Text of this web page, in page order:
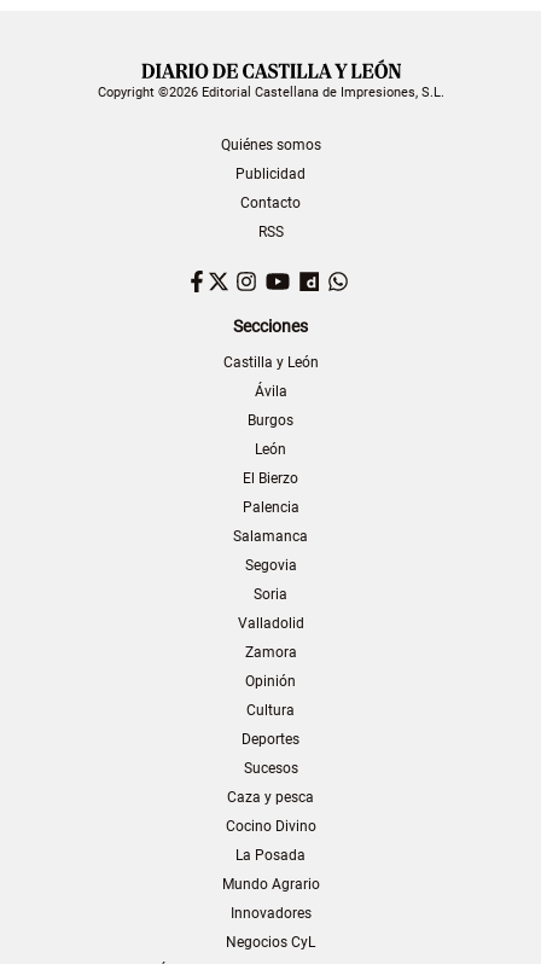
Copyright ©2026 Editorial Castellana de Impresiones, S.L.
Quiénes somos
Publicidad
Contacto
RSS
Facebook
TwitterInstagram
YouTubeDailymotion
Secciones
Castilla y León
Ávila
Burgos
León
El Bierzo
Palencia
Salamanca
Segovia
Soria
Valladolid
Zamora
Opinión
Cultura
Deportes
Sucesos
Caza y pesca
Cocino Divino
La Posada
Mundo Agrario
Innovadores
Negocios CyL